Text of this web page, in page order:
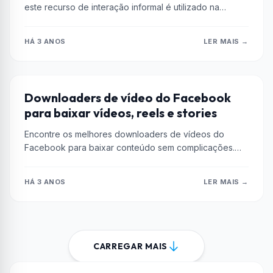
este recurso de interação informal é utilizado na
HÁ 3 ANOS LER MAIS →
DICAS
Downloaders de vídeo do Facebook
para baixar vídeos, reels e stories
Encontre os melhores downloaders de vídeos do
Facebook para baixar conteúdo sem complicações.
HÁ 3 ANOS LER MAIS →
CARREGAR MAIS